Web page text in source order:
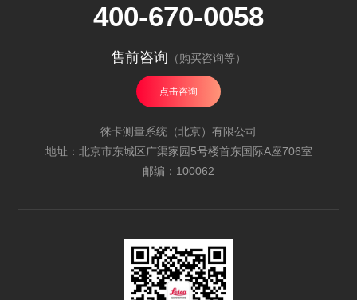
400-670-0058
售前咨询 （购买咨询等）
点击咨询
徕卡测量系统（北京）有限公司
地址：北京市东城区广渠家园5号楼首东国际A座706室
邮编：100062